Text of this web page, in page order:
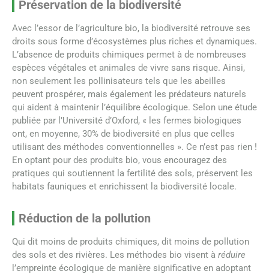
Préservation de la biodiversité
Avec l’essor de l’agriculture bio, la biodiversité retrouve ses
droits sous forme d’écosystèmes plus riches et dynamiques.
L’absence de produits chimiques permet à de nombreuses
espèces végétales et animales de vivre sans risque. Ainsi,
non seulement les pollinisateurs tels que les abeilles
peuvent prospérer, mais également les prédateurs naturels
qui aident à maintenir l’équilibre écologique. Selon une étude
publiée par l’Université d’Oxford, « les fermes biologiques
ont, en moyenne, 30% de biodiversité en plus que celles
utilisant des méthodes conventionnelles ». Ce n’est pas rien !
En optant pour des produits bio, vous encouragez des
pratiques qui soutiennent la fertilité des sols, préservent les
habitats fauniques et enrichissent la biodiversité locale.
Réduction de la pollution
Qui dit moins de produits chimiques, dit moins de pollution
des sols et des rivières. Les méthodes bio visent à réduire
l’empreinte écologique de manière significative en adoptant